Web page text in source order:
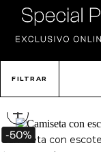
FILTRAR
+
Camiseta con